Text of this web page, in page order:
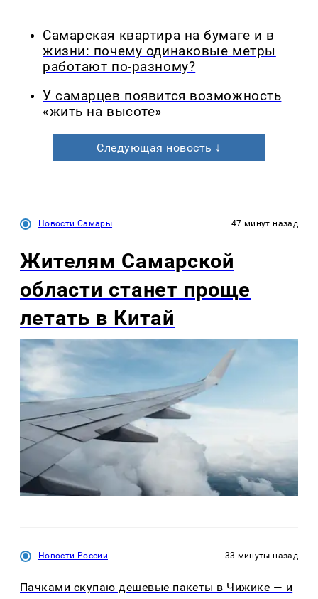
Самарская квартира на бумаге и в
жизни: почему одинаковые метры
работают по-разному?
У самарцев появится возможность
«жить на высоте»
Следующая новость ↓
Новости Самары 47 минут назад
Жителям Самарской
области станет проще
летать в Китай
Новости России 33 минуты назад
Пачками скупаю дешевые пакеты в Чижике — и